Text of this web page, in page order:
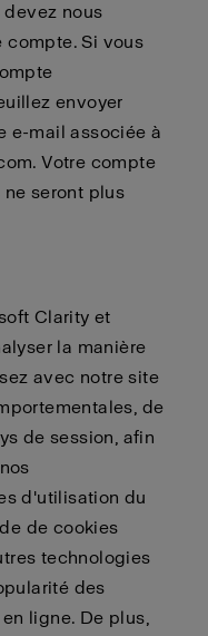
devez nous
compte. Si vous
envoyer
e-mail associée à
. Votre compte
seront plus
Clarity et
la manière
avec notre site
de
de session, afin
d'utilisation du
de cookies
technologies
des
ligne. De plus,